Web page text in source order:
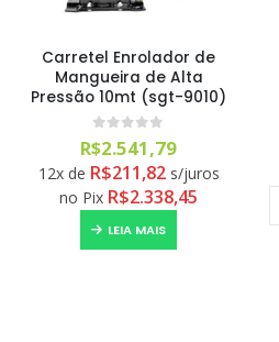
Carretel Enrolador de
Mangueira de Alta
Pressão 10mt (sgt-9010)
0 out of 5
R$2.541,79
12x de R$211,82 s/juros
no Pix R$2.338,45
LEIA MAIS